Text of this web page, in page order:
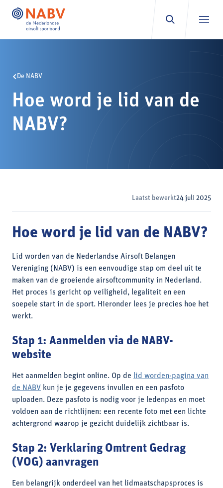
De NABV
Hoe word je lid van de
NABV?
Laatst bewerkt24 juli 2025
Hoe word je lid van de NABV?
Lid worden van de Nederlandse Airsoft Belangen
Vereniging (NABV) is een eenvoudige stap om deel uit te
maken van de groeiende airsoftcommunity in Nederland.
Het proces is gericht op veiligheid, legaliteit en een
soepele start in de sport. Hieronder lees je precies hoe het
werkt.
Stap 1: Aanmelden via de NABV-
website
Het aanmelden begint online. Op de lid worden-pagina van
de NABV kun je je gegevens invullen en een pasfoto
uploaden. Deze pasfoto is nodig voor je ledenpas en moet
voldoen aan de richtlijnen: een recente foto met een lichte
achtergrond waarop je gezicht duidelijk zichtbaar is.
Stap 2: Verklaring Omtrent Gedrag
(VOG) aanvragen
Een belangrijk onderdeel van het lidmaatschapsproces is